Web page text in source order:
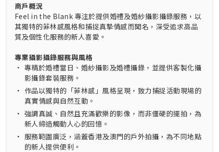
商戶概況
Feel in the Blank 專注於提供婚禮及婚紗攝影攝錄服務，以
其獨特的菲林感風格和捕捉真摯情感而聞名，深受追求高品
質及個性化服務的新人喜愛。
專業攝影攝錄服務與風格
• 專精於婚禮當日、婚紗攝影及婚禮攝錄，並提供客製化攝
影攝錄套裝服務。
• 作品以獨特的「菲林感」風格呈現，致力捕捉活動現場的
真實情感與自然互動。
• 強調真誠、自然且充滿歡樂的影像，而非僵硬的擺拍，為
新人締造觸動人心的回憶。
• 服務範圍廣泛，涵蓋香港及澳門的戶外拍攝，為不同地點
的新人提供便利。